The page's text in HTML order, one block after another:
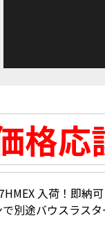
格応
入荷！即納可
別途バウスラス